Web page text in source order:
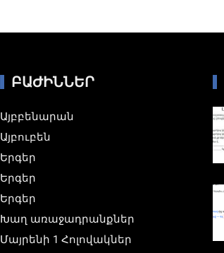
ԲԱԺԻՆՆԵՐ
Այբբենարան
Այբուբեն
Երգեր
Երգեր
Երգեր
Խաղ առաջադրանքներ
Մայրենի 1 Հոլովակներ